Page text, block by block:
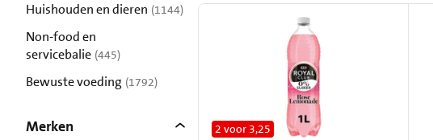
Huishouden en dieren (1144)
Non-food en
servicebalie (445)
Bewuste voeding (1792)
Merken
2 voor 3,25